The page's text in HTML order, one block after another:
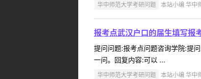
华中师范大学考研问题 本站小编 华中
报考点武汉户口的届生填写报
提问问题:报考点问题咨询学院:提
一问。回复内容:可以 ...
华中师范大学考研问题 本站小编 华中